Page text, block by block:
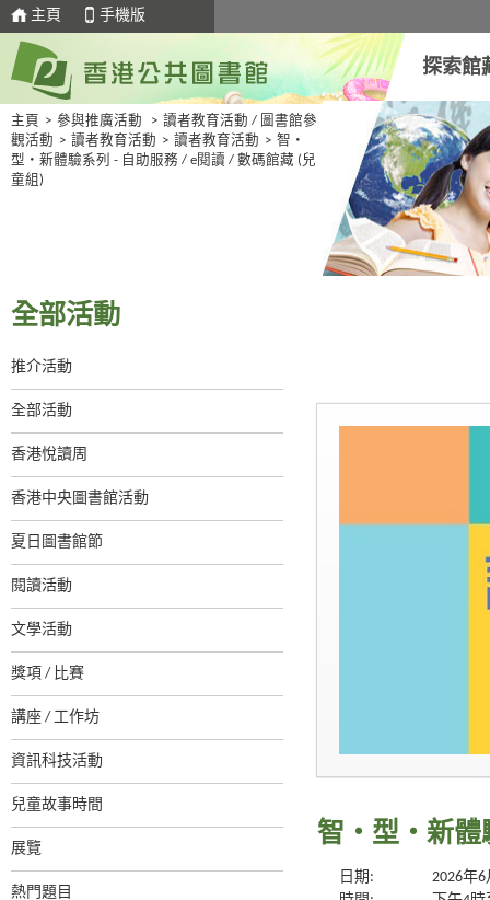
主頁 手機版
探索館
主頁 > 參與推廣活動 > 讀者教育活動 / 圖書館參
觀活動 > 讀者教育活動 > 讀者教育活動 > 智・
型・新體驗系列 - 自助服務 / e閱讀 / 數碼館藏 (兒
童組)
全部活動
推介活動
全部活動
香港悅讀周
香港中央圖書館活動
夏日圖書館節
閱讀活動
文學活動
獎項 / 比賽
講座 / 工作坊
資訊科技活動
兒童故事時間
展覽
熱門題目
智・型・新
日期:
2026年